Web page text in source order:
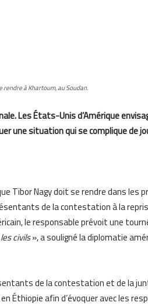
rendre à Khartoum, au Soudan.
Les États-Unis d’Amérique
une situation qui se complique de
Tibor Nagy doit se rendre dans les
de la contestation à la
le responsable prévoit une
civils», a souligné la diplomatie
de la contestation et de la
Éthiopie afin d’évoquer avec les